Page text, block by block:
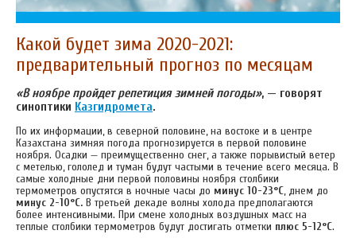
Какой будет зима 2020-2021:
предварительный прогноз по месяцам
«В ноябре пройдет репетиция зимней погоды», — говорят
синоптики Казгидромета.
По их информации, в северной половине, на востоке и в центре
Казахстана зимняя погода прогнозируется в первой половине
ноября. Осадки — преимущественно снег, а также порывистый ветер
с метелью, гололед и туман будут частыми в течение всего месяца. В
самые холодные дни первой половины ноября столбики
термометров опустятся в ночные часы до минус 10-23°С, днем до
минус 2-10°С. В третьей декаде волны холода предполагаются
более интенсивными. При смене холодных воздушных масс на
теплые столбики термометров будут достигать отметки плюс 5-12°С.